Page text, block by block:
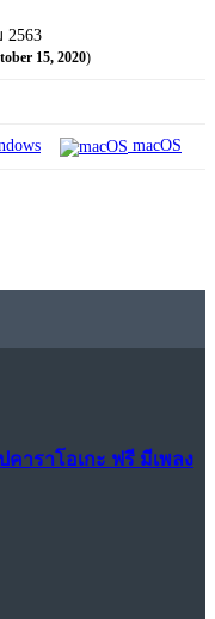
15, 2020)
macOS
าราโอเกะ ฟรี มีเพลง